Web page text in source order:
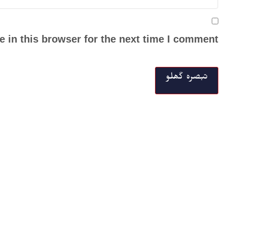
in this browser for the next time I comment.